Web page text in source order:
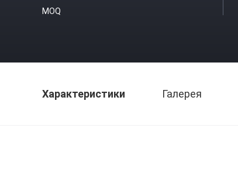
MOQ
Характеристики Галерея